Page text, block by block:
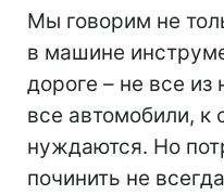
Мы говорим не
в машине
дороге – не все из
все автомобили, к
нуждаются. Но
починить не